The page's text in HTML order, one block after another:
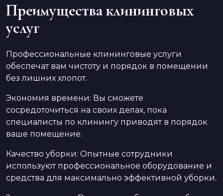
Преимущества клининговых
услуг
Профессиональные клининговые услуги
обеспечат вам чистоту и порядок в помещении
без лишних хлопот.
Экономия времени: Вы сможете
сосредоточиться на своих делах, пока
специалисты по клинингу приводят в порядок
ваше помещение.
Качество уборки: Опытные сотрудники
используют профессиональное оборудование и
средства для максимально эффективной уборки.